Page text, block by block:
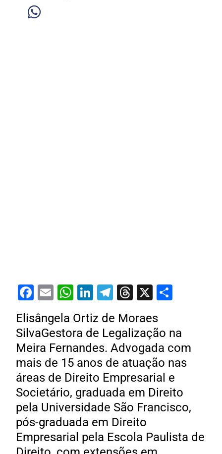
Facebook
EmailWhatsApp
LinkedIn
Telegram
Threads
X
Elisângela Ortiz de Moraes
SilvaGestora de Legalização na
Meira Fernandes. Advogada com
mais de 15 anos de atuação nas
áreas de Direito Empresarial e
Societário, graduada em Direito
pela Universidade São Francisco,
pós-graduada em Direito
Empresarial pela Escola Paulista de